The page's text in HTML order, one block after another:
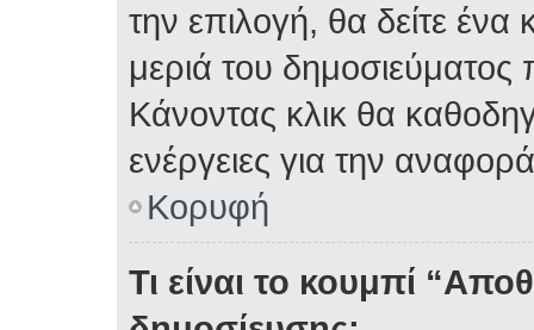
την επιλογή, θα δείτε
μεριά του
Κάνοντας κλικ θα
ενέργειες για την
Κορυφή
Τι είναι το κουμπί